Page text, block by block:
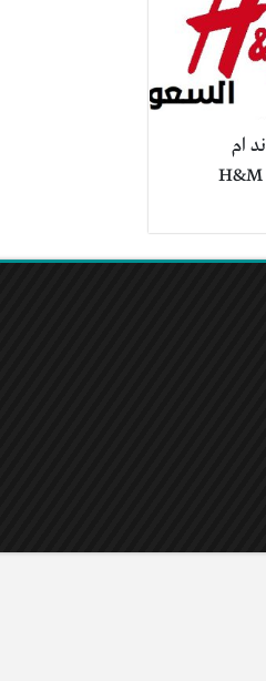
ام
السعودية عناوين فروع H&M